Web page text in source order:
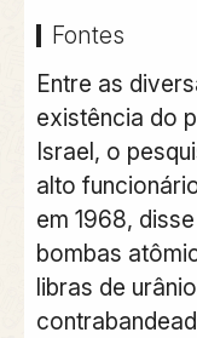
Fontes
Entre as
existência do
Israel, o
alto
em 1968,
bombas
libras de